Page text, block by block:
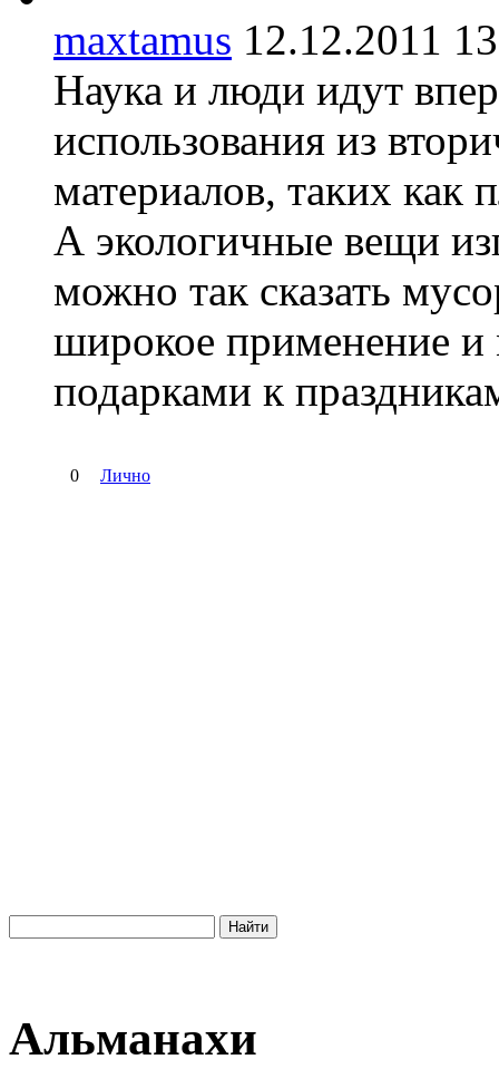
maxtamus 12.12.2011
Наука и люди идут
использования из
материалов, таких как
А экологичные вещи
можно так сказать
широкое применение и
подарками к
0 Лично
Альманахи